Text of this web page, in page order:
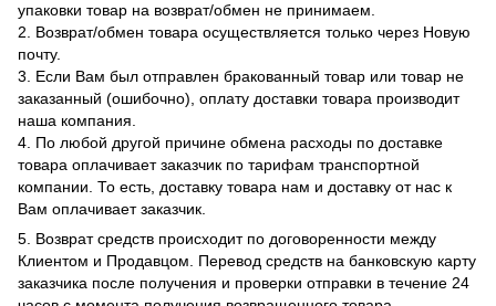
упаковки товар на возврат/обмен не принимаем.
2. Возврат/обмен товара осуществляется только через Новую
почту.
3. Если Вам был отправлен бракованный товар или товар не
заказанный (ошибочно), оплату доставки товара производит
наша компания.
4. По любой другой причине обмена расходы по доставке
товара оплачивает заказчик по тарифам транспортной
компании. То есть, доставку товара нам и доставку от нас к
Вам оплачивает заказчик.
5. Возврат средств происходит по договоренности между
Клиентом и Продавцом. Перевод средств на банковскую карту
заказчика после получения и проверки отправки в течение 24